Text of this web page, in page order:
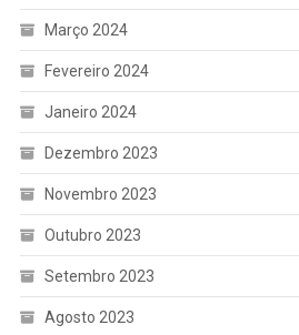
Março 2024
Fevereiro 2024
Janeiro 2024
Dezembro 2023
Novembro 2023
Outubro 2023
Setembro 2023
Agosto 2023